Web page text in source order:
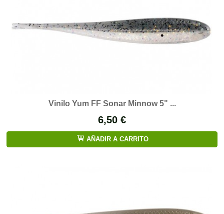
Vinilo Yum FF Sonar Minnow 5" ...
6,50 €
AÑADIR A CARRITO